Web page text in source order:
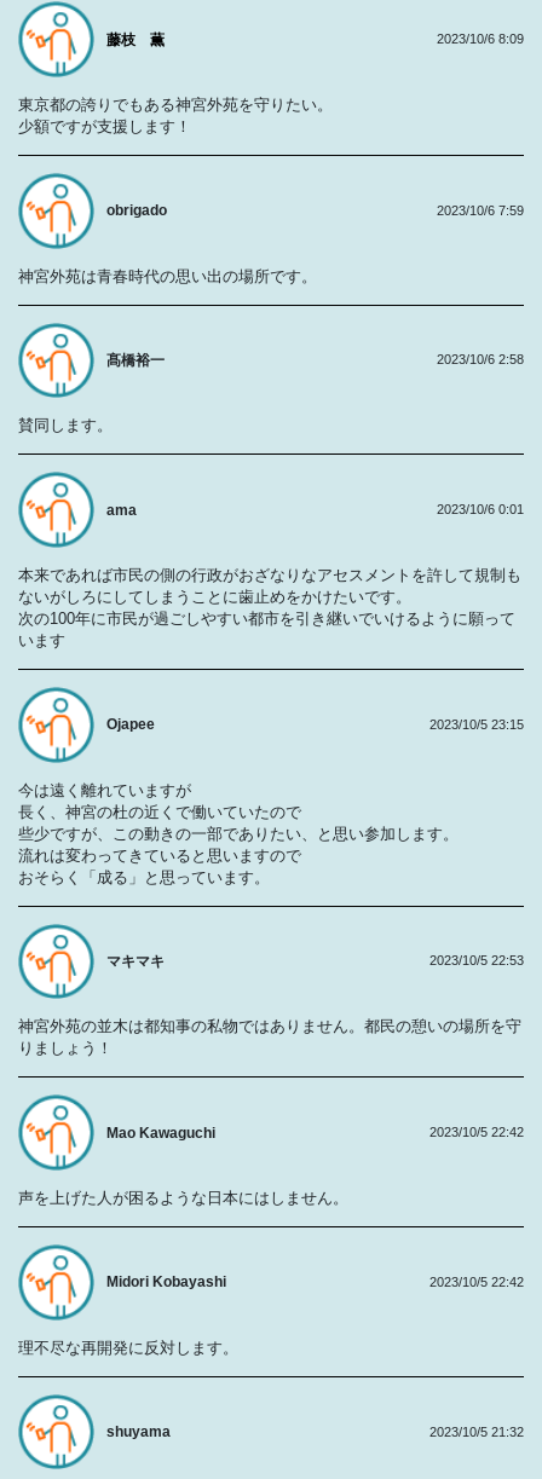
藤枝 薫
東京都の誇りでもある神宮外苑を守りたい。
少額ですが支援します！
2023/10/6 8:09
obrigado
神宮外苑は青春時代の思い出の場所です。
2023/10/6 7:59
髙橋裕一
賛同します。
2023/10/6 2:58
ama
本来であれば市民の側の行政がおざなりなアセスメントを許して規制も
ないがしろにしてしまうことに歯止めをかけたいです。
次の100年に市民が過ごしやすい都市を引き継いでいけるように願って
います
2023/10/6 0:01
Ojapee
今は遠く離れていますが
長く、神宮の杜の近くで働いていたので
些少ですが、この動きの一部でありたい、と思い参加します。
流れは変わってきていると思いますので
おそらく「成る」と思っています。
2023/10/5 23:15
マキマキ
神宮外苑の並木は都知事の私物ではありません。都民の憩いの場所を守
りましょう！
2023/10/5 22:53
Mao Kawaguchi
声を上げた人が困るような日本にはしません。
2023/10/5 22:42
Midori Kobayashi
理不尽な再開発に反対します。
2023/10/5 22:42
shuyama 2023/10/5 21:32